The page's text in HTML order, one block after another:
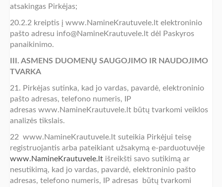
atsakingas Pirkėjas;
20.2.2 kreiptis į www.NamineKrautuvele.lt elektroninio
pašto adresu info@NamineKrautuvele.lt dėl Paskyros
panaikinimo.
III. ASMENS DUOMENŲ SAUGOJIMO IR NAUDOJIMO
TVARKA
21. Pirkėjas sutinka, kad jo vardas, pavardė, elektroninio
pašto adresas, telefono numeris, IP
adresas www.NamineKrautuvele.lt būtų tvarkomi veiklos
analizės tikslais.
22 www.NamineKrautuvele.lt suteikia Pirkėjui teisę
registruojantis arba pateikiant užsakymą e-parduotuvėje
www.NamineKrautuvele.lt išreikšti savo sutikimą ar
nesutikimą, kad jo vardas, pavardė, elektroninio pašto
adresas, telefono numeris, IP adresas būtų tvarkomi